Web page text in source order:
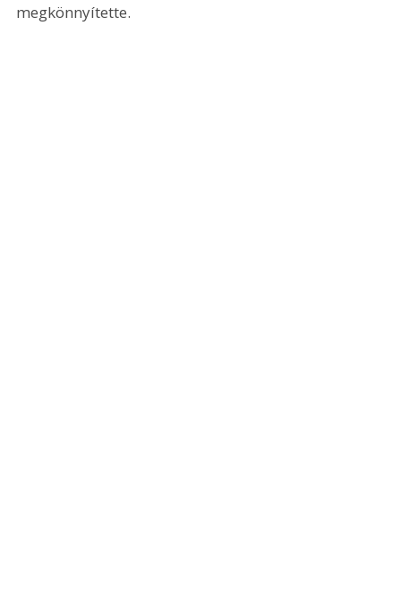
megkönnyítette.